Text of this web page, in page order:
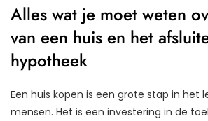
Alles wat je moet weten
van een huis en het
hypotheek
Een huis kopen is een grote stap in het
mensen. Het is een investering in de